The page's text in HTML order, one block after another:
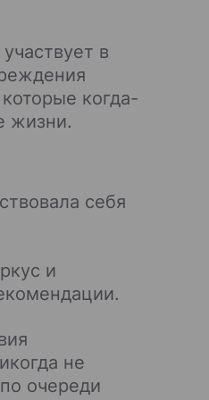
в
когда-
жизни.
себя
и
не
очереди